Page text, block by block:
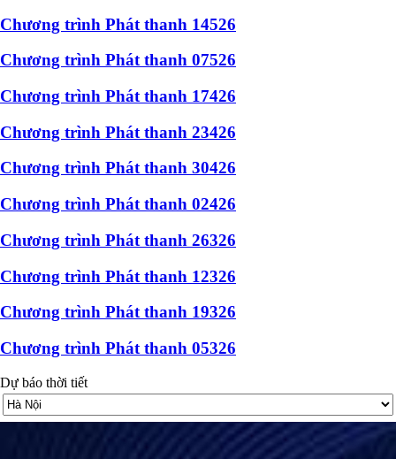
Chương trình Phát thanh 14526
Chương trình Phát thanh 07526
Chương trình Phát thanh 17426
Chương trình Phát thanh 23426
Chương trình Phát thanh 30426
Chương trình Phát thanh 02426
Chương trình Phát thanh 26326
Chương trình Phát thanh 12326
Chương trình Phát thanh 19326
Chương trình Phát thanh 05326
Dự báo thời tiết